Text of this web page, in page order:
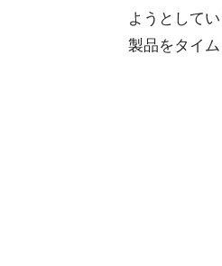
ようとして
製品をタイ